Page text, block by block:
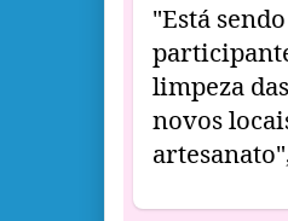
"Está
limpeza
novos